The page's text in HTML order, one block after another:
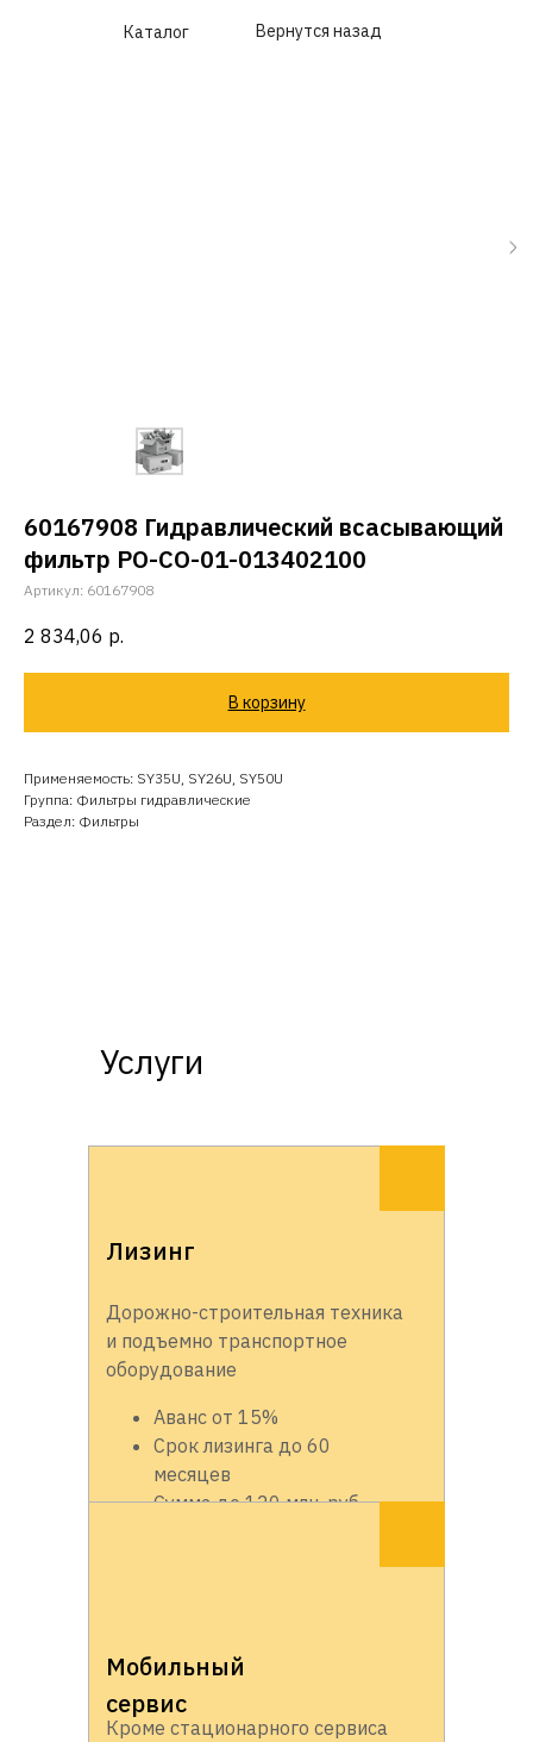
Каталог Вернутся назад
60167908 Гидравлический всасывающий
фильтр PO-CO-01-013402100
Артикул: 60167908
2 834,06 р.
В корзину
Применяемость: SY35U, SY26U, SY50U
Группа: Фильтры гидравлические
Раздел: Фильтры
Услуги
Лизинг
Дорожно-строительная техника
и подъемно транспортное
оборудование
Аванс от 15%
Срок лизинга до 60
месяцев
Сумма до 120 млн. руб.
Мобильный
сервис
Кроме стационарного сервиса